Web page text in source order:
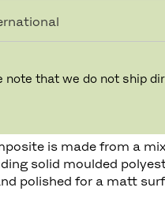
note that we do not ship
리에스터
is made from a
solid moulded
polished for a matt